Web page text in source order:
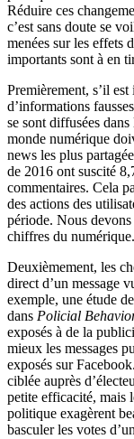
Réduire ces
c’est sans doute se
menées sur les effets
importants sont à en
Premièrement, s’il
d’informations
se sont diffusées
monde numérique
news les plus
de 2016 ont suscité
commentaires. Cela
des actions des
période. Nous devons
chiffres du numérique.
Deuxièmement, les
direct d’un message
exemple, une étude
dans Policial
exposés à de la
mieux les messages
exposés sur
ciblée auprès
petite efficacité, mais
politique exagèrent
basculer les votes